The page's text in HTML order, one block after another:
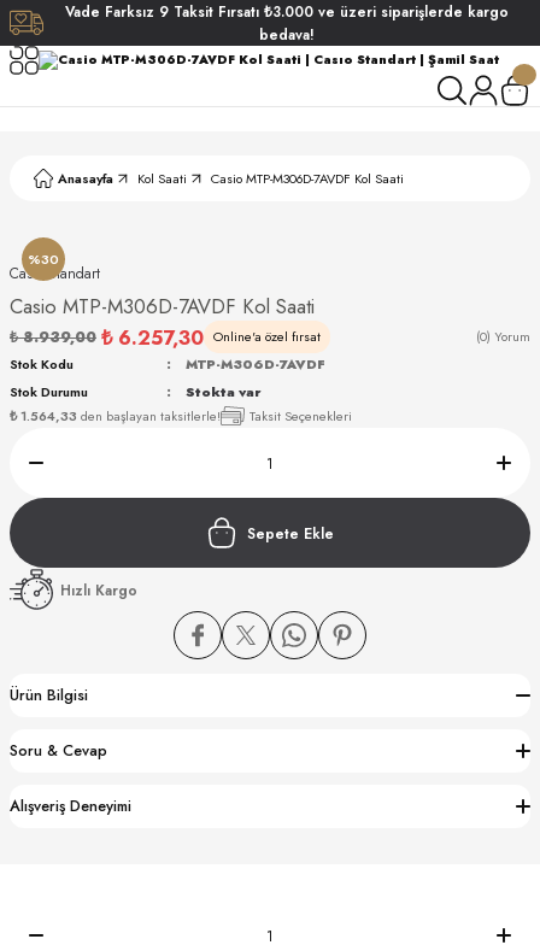
Vade Farksız 9 Taksit Fırsatı ₺3.000 ve üzeri siparişlerde kargo
bedava!
Anasayfa Kol Saati Casio MTP-M306D-7AVDF Kol Saati
%30
Casıo Standart
Casio MTP-M306D-7AVDF Kol Saati
₺ 8.939,00 ₺ 6.257,30 Online'a özel fırsat (0) Yorum
₺ 1.564,33 den başlayan taksitlerle! Taksit Seçenekleri
Stok Kodu
MTP-M306D-7AVDF
Stok Durumu
Stokta var
Sepete Ekle
Hızlı Kargo
Ürün Bilgisi
Soru & Cevap
Alışveriş Deneyimi